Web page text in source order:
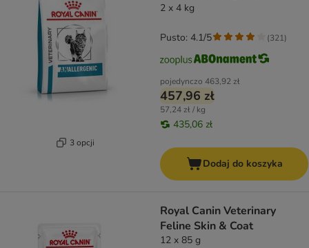
3 opcji
2 x 4 kg
pojedynczo 463,92 zł
457,96 zł
57,24 zł / kg
435,06 zł
Pusto: 4.1/5 (321)
Dodaj do koszyka
Royal Canin Veterinary
Feline Skin & Coat
12 x 85 g